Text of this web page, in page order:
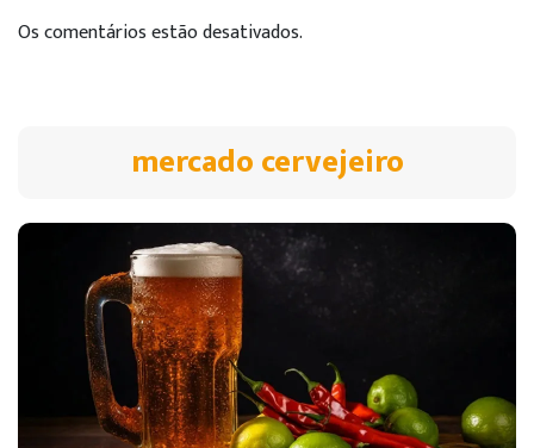
Os comentários estão desativados.
mercado cervejeiro